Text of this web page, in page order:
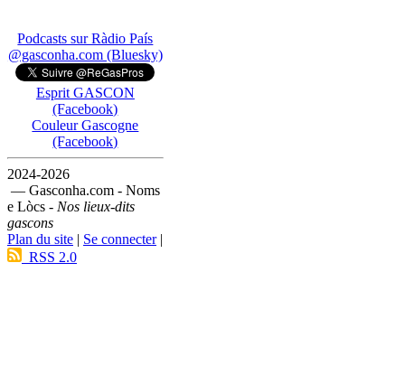
Podcasts sur Ràdio País
@gasconha.com (Bluesky)
Esprit GASCON
(Facebook)
Couleur Gascogne
(Facebook)
2024-2026
— Gasconha.com - Noms
e Lòcs - Nos lieux-dits
gascons
Plan du site | Se connecter|
RSS 2.0